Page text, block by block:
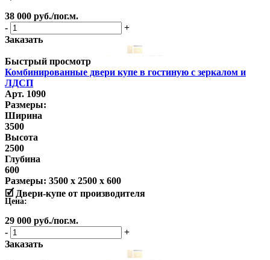
38 000 руб./пог.м.
-
+
Заказать
Быстрый просмотр
Комбинированные двери купе в гостиную с зеркалом и
ЛДСП
Арт. 1090
Размеры:
Ширина
3500
Высота
2500
Глубина
600
Размеры: 3500 x 2500 x 600
🗹 Двери-купе от производителя
Цена:
29 000 руб./пог.м.
-
+
Заказать